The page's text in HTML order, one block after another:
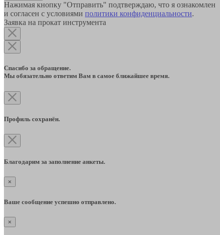
Нажимая кнопку "Отправить" подтверждаю, что я ознакомлен
и согласен с условиями политики конфиденциальности.
Заявка на прокат инструмента
Спасибо за обращение.
Мы обязательно ответим Вам в самое ближайшее время.
Профиль сохранён.
Благодарим за заполнение анкеты.
×
Ваше сообщение успешно отправлено.
×